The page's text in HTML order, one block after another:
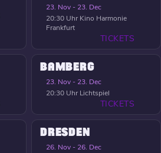
23. Nov - 23. Dec
20:30 Uhr Kino Harmonie
Frankfurt
TICKETS
BAMBERG
23. Nov - 23. Dec
20:30 Uhr Lichtspiel
TICKETS
DRESDEN
26. Nov - 26. Dec